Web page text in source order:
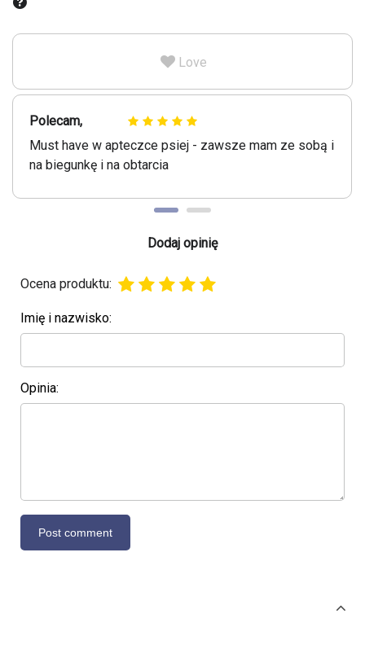
Love
Polecam,
Must have w apteczce psiej - zawsze mam ze sobą i
na biegunkę i na obtarcia
Dodaj opinię
Ocena produktu:
Imię i nazwisko:
Opinia: